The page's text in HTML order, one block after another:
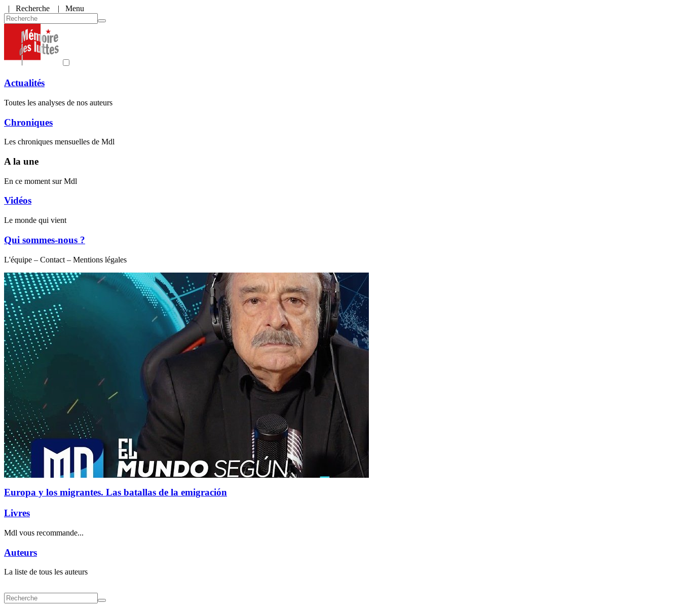
| Recherche | Menu
Actualités
Toutes les analyses de nos auteurs
Chroniques
Les chroniques mensuelles de Mdl
A la une
En ce moment sur Mdl
Vidéos
Le monde qui vient
Qui sommes-nous ?
L'équipe – Contact – Mentions légales
Europa y los migrantes. Las batallas de la emigración
Livres
Mdl vous recommande...
Auteurs
La liste de tous les auteurs